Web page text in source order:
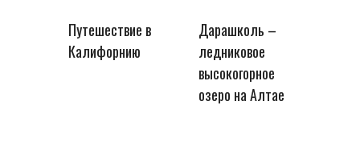
Путешествие в
Калифорнию
Дарашколь –
ледниковое
высокогорное
озеро на Алтае